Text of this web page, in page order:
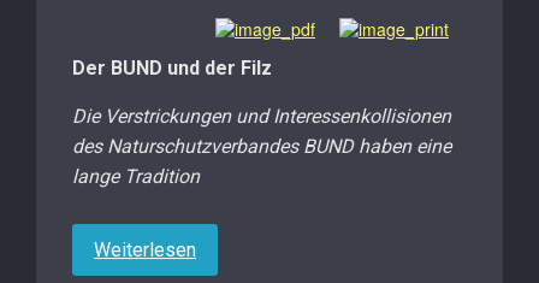
Der BUND und der Filz
Die Verstrickungen und Interessenkollisionen
des Naturschutzverbandes BUND haben eine
lange Tradition
Weiterlesen